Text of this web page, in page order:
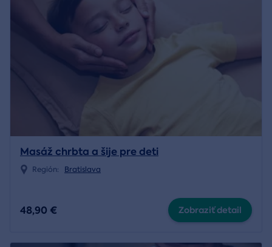
Masáž chrbta a šije pre deti
Región: Bratislava
48,90 € Zobraziť detail